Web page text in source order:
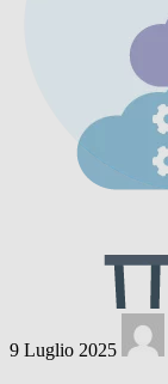
9 Luglio 2025